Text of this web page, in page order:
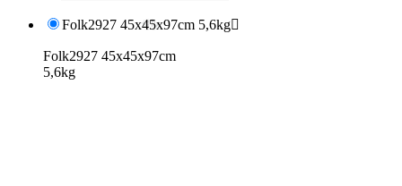
Folk2927 45x45x97cm 5,6kg
Folk2927 45x45x97cm
5,6kg